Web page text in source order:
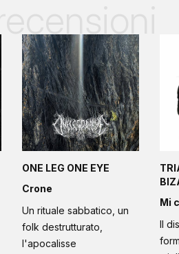
ONE LEG ONE EYE
Crone
Un rituale sabbatico, un
folk destrutturato,
l'apocalisse
Mi
Il